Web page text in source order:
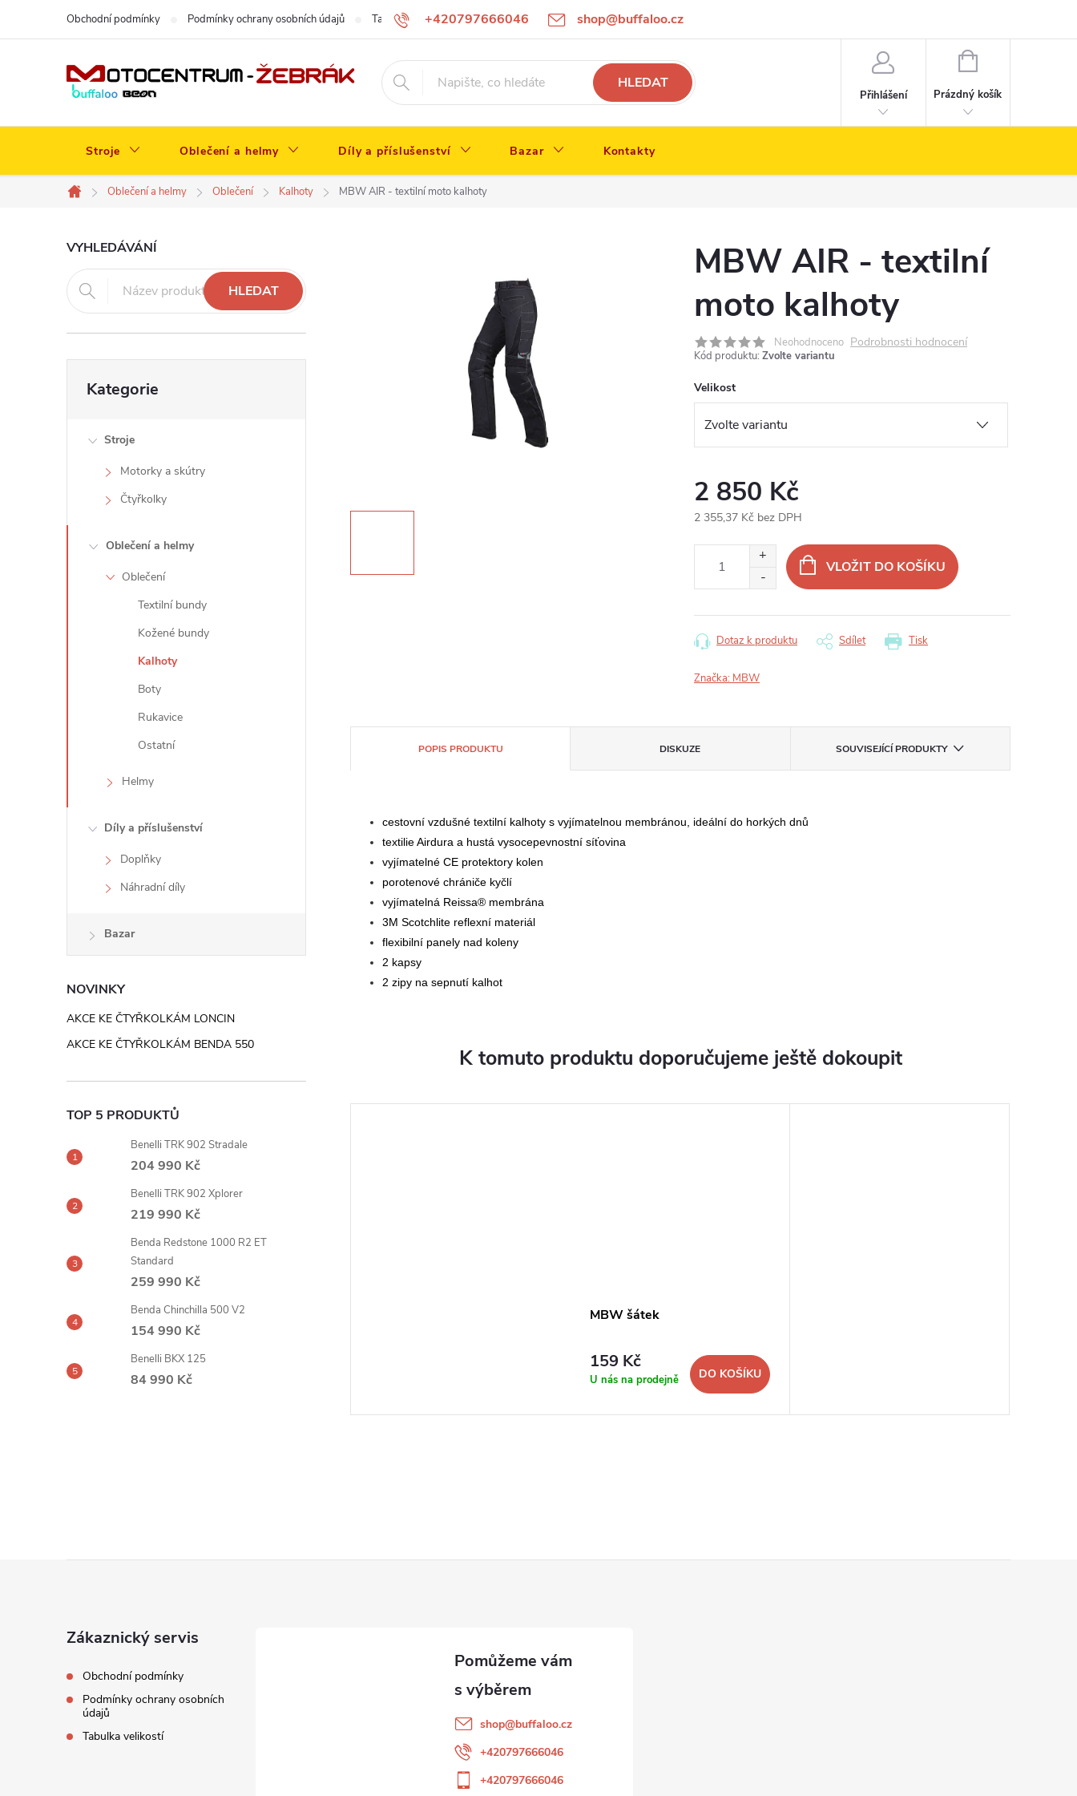
+420797666046 shop@buffaloo.cz
Obchodní podmínky Podmínky ochrany osobních údajů Tabulka velikostí
HLEDAT
Přihlášení
NÁKUPNÍ
Prázdný košík
Stroje Oblečení a helmy Díly a příslušenství Bazar Kontakty
Domů
Oblečení a helmy Oblečení Kalhoty MBW AIR - textilní moto kalhoty
P
o
s
n
VYHLEDÁVÁNÍ
HLEDAT
kategorie
Kategorie
Stroje
Motorky a skútry
Čtyřkolky
Oblečení a helmy
Oblečení
Textilní bundy
Kožené bundy
Kalhoty
Boty
Rukavice
Ostatní
Helmy
Díly a příslušenství
Doplňky
Náhradní díly
Bazar
NOVINKY
AKCE KE ČTYŘKOLKÁM LONCIN
AKCE KE ČTYŘKOLKÁM BENDA 550
TOP 5 PRODUKTŮ
Benelli TRK 902 Stradale
204 990 Kč
Benelli TRK 902 Xplorer
219 990 Kč
Benda Redstone 1000 R2 ET
Standard
259 990 Kč
Benda Chinchilla 500 V2
154 990 Kč
Benelli BKX 125
84 990 Kč
MBW AIR - textilní
moto kalhoty
Neohodnoceno Podrobnosti hodnocení
Kód produktu: Zvolte variantu
Velikost
2 850 Kč
2 355,37 Kč bez DPH
VLOŽIT DO KOŠÍKU
Tisk
Dotaz k produktu Sdílet
Značka: MBW
POPIS PRODUKTU DISKUZE SOUVISEJÍCÍ PRODUKTY
cestovní vzdušné textilní kalhoty s vyjímatelnou membránou, ideální do horkých dnů
textilie Airdura a hustá vysocepevnostní síťovina
vyjímatelné CE protektory kolen
porotenové chrániče kyčlí
vyjímatelná Reissa® membrána
3M Scotchlite reflexní materiál
flexibilní panely nad koleny
2 kapsy
2 zipy na sepnutí kalhot
K tomuto produktu doporučujeme ještě dokoupit
MBW šátek
159 Kč
U nás na prodejně DO KOŠÍKU
Zákaznický servis
Obchodní podmínky
Podmínky ochrany osobních
údajů
Tabulka velikostí
shop@buffaloo.cz
+420797666046
+420797666046